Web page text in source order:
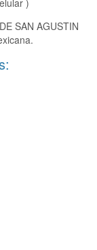
)
SAN AGUSTIN